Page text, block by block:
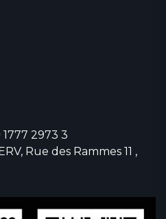
2973 3
Rue des Rammes 11 ,